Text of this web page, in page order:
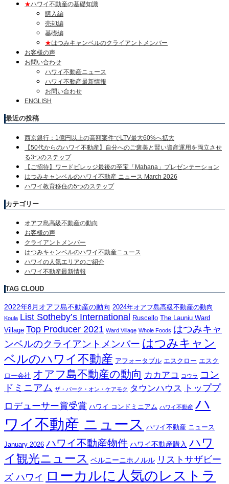
★ハワイ不動産の基礎知識
購入編
売却編
基礎編
★はつみキャンベルのクライアントメンバー
お客様の声
お問い合わせ
ハワイ不動産ニュース
ハワイ不動産最新情報
お問い合わせ
ENGLISH
最近の投稿
西京銀行：1億円以上の高額案件でLTV最大60%へ拡大
【50代からのハワイ不動産】自分へのご褒美と賢い資産運用を両立させ
る3つのステップ
【ご招待】ワードビレッジ最後の至宝「Mahana」プレゼンテーション
はつみキャンベルのハワイ不動産 ニュース March 2026
ハワイ教育移住の5つのステップ
カテゴリー
オアフ島高級不動産の動向
お客様の声
クライアントメンバー
はつみキャンベルのハワイ不動産ニュース
ハワイの人気エリアのご紹介
ハワイ不動産最新情報
TAG CLOUD
2022年8月オアフ島不動産の動向 2024年オアフ島高級不動産の動向
Koula List Sotheby’s International Ruscello The Launiu Ward
Village Top Producer 2021 Ward Village Whole Foods はつみキャ
ンベルのクライアントメンバー はつみキャン
ベルのハワイ不動産 アフォータブル エスクロー エスク
ロー会社 オアフ島不動産の動向 カカアコ コウラ
コン
ドミニアム ザ・パーク・オン・ケアモク タウンハウス
トッププ
ロデューサー賞受賞 ハワイ コンドミニアム ハワイ不動産 ハ
ワイ不動産 ニュース
ハワイ不動産 ニュース
January 2026 ハワイ不動産物件 ハワイ不動産購入 ハワ
イ観光ニュース ベルニーニホノルル リストサザビー
ズ ハワイ ローカルに人気のレストラ